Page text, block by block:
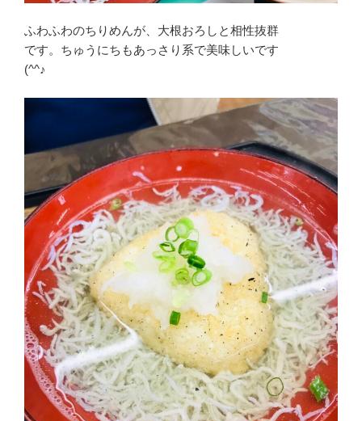
ふわふわのちりめんが、大根おろしと相性抜群
です。ちゅうにちもあっさり系で美味しいです
(^^♪